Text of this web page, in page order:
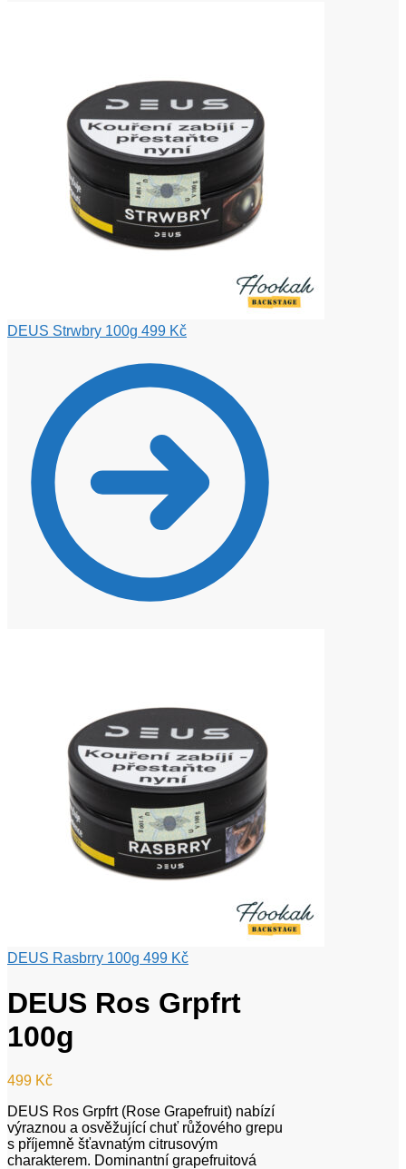
DEUS Strwbry 100g 499 Kč
DEUS Rasbrry 100g 499 Kč
DEUS Ros Grpfrt
100g
499 Kč
DEUS Ros Grpfrt (Rose Grapefruit) nabízí
výraznou a osvěžující chuť růžového grepu
s příjemně šťavnatým citrusovým
charakterem. Dominantní grapefruitová